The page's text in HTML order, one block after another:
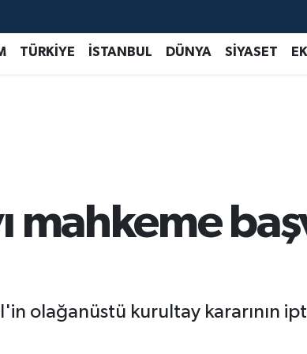
TÜRKİYE İSTANBUL DÜNYA SİYASET
mahkeme
olağanüstü kurultay kararının